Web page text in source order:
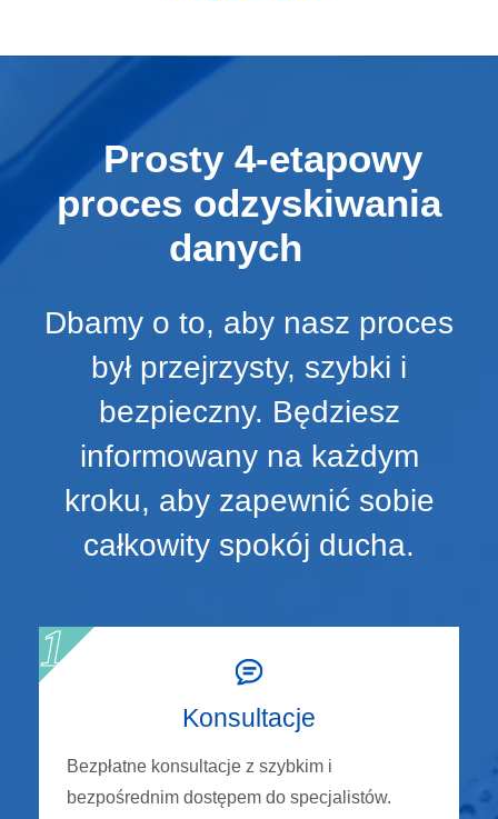
Prosty 4-etapowy
proces odzyskiwania
danych
Dbamy o to, aby nasz proces
był przejrzysty, szybki i
bezpieczny. Będziesz
informowany na każdym
kroku, aby zapewnić sobie
całkowity spokój ducha.
Konsultacje
Bezpłatne konsultacje z szybkim i
bezpośrednim dostępem do specjalistów.